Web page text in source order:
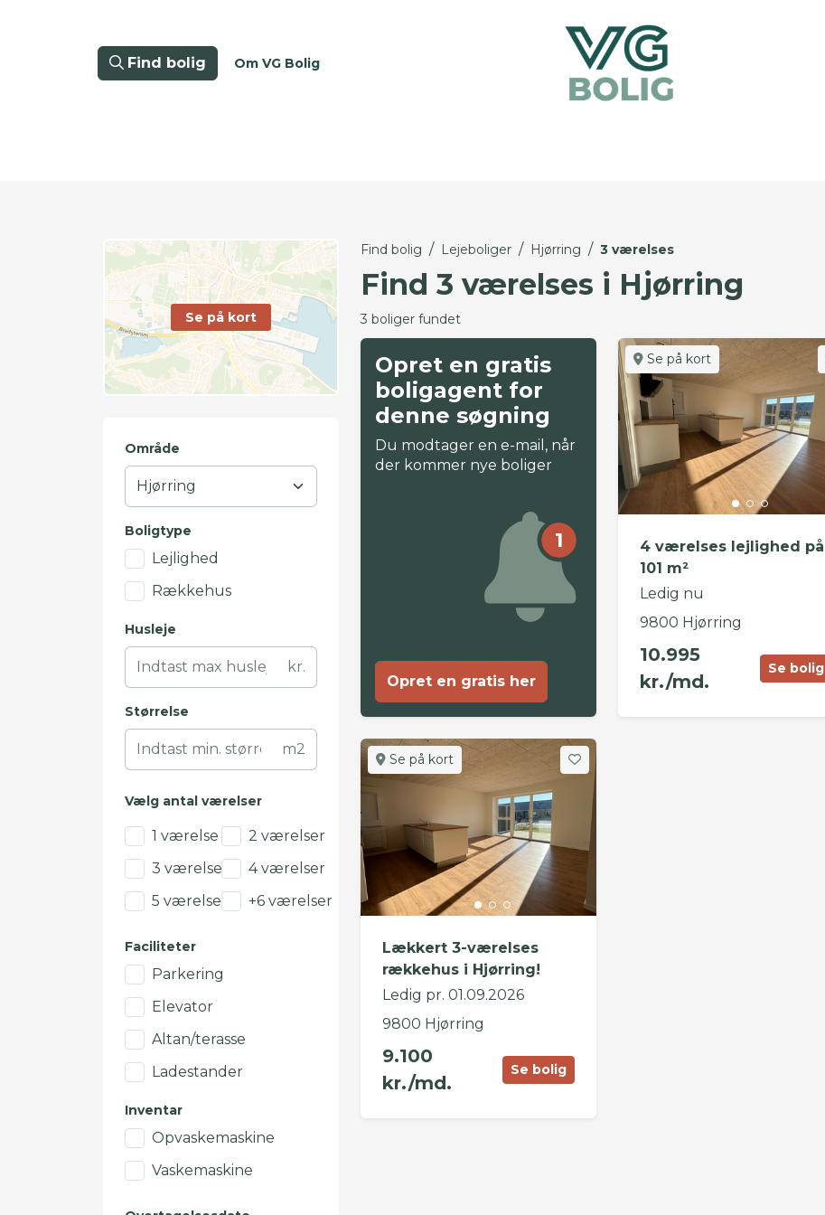
Find bolig Om VG Bolig
Se på kort
Område
Boligtype
Lejlighed
Rækkehus
Husleje
kr.
Størrelse
m2
Vælg antal værelser
1 værelse
2 værelser
3 værelser
4 værelser
5 værelser
+6 værelser
Faciliteter
Parkering
Elevator
Altan/terasse
Ladestander
Inventar
Opvaskemaskine
Vaskemaskine
Find bolig / Lejeboliger / Hjørring / 3 værelses
Find 3 værelses i Hjørring
3 boliger fundet
Opret en gratis
boligagent for
denne søgning
Du modtager en e-mail, når
der kommer nye boliger
1
Opret en gratis her
Se på kort
4 værelses lejlighed på
101 m²
Ledig nu
9800 Hjørring
10.995
kr./md.
Se bolig
Se på kort
Lækkert 3-værelses
rækkehus i Hjørring!
Ledig pr. 01.09.2026
9800 Hjørring
9.100
kr./md.
Se bolig